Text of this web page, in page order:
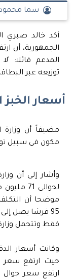
سما
أكد خالد صبري
الجمهورية، أن
المدعم قائلا:
توزيعه عبر
أسعار الخبز
مضيفاً أن وزارة
مكون فى سبيل
وأشار إلى أن
لحوالى
موضحا أن
فقط وتتحمل وزارة
وكانت أسعار